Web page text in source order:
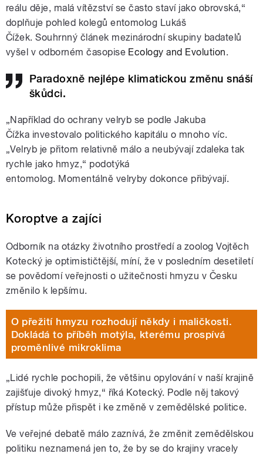
reálu děje, malá vítězství se často staví jako obrovská,“
doplňuje pohled kolegů entomolog Lukáš
Čížek. Souhrnný článek mezinárodní skupiny badatelů
vyšel v odborném časopise Ecology and Evolution.
Paradoxně nejlépe klimatickou změnu snáší
škůdci.
„Například do ochrany velryb se podle Jakuba
Čížka investovalo politického kapitálu o mnoho víc.
„Velryb je přitom relativně málo a neubývají zdaleka tak
rychle jako hmyz,“ podotýká
entomolog. Momentálně velryby dokonce přibývají.
Koroptve a zajíci
Odborník na otázky životního prostředí a zoolog Vojtěch
Kotecký je optimističtější, míní, že v posledním desetiletí
se povědomí veřejnosti o užitečnosti hmyzu v Česku
změnilo k lepšímu.
O přežití hmyzu rozhodují někdy i maličkosti.
Dokládá to příběh motýla, kterému prospívá
proměnlivé mikroklima
„Lidé rychle pochopili, že většinu opylování v naší krajině
zajišťuje divoký hmyz,“ říká Kotecký. Podle něj takový
přístup může přispět i ke změně v zemědělské politice.
Ve veřejné debatě málo zaznívá, že změnit zemědělskou
politiku neznamená jen to, že by se do krajiny vracely